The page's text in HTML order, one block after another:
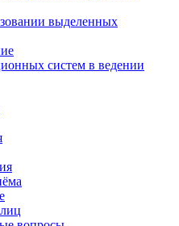
выделенных
систем в ведении